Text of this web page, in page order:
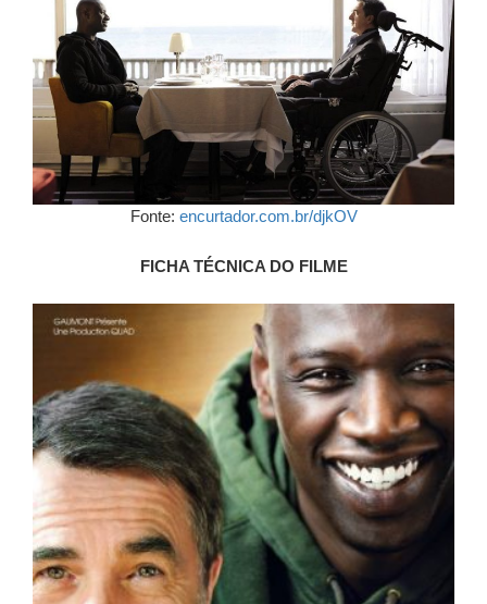
Fonte: encurtador.com.br/djkOV
FICHA TÉCNICA DO FILME